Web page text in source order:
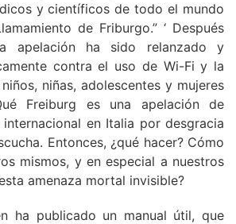
y científicos de todo el mundo
de Friburgo.” ‘ Después
apelación ha sido relanzado y
contra el uso de Wi-Fi y la
niñas, adolescentes y mujeres
Freiburg es una apelación de
en Italia por desgracia
Entonces, ¿qué hacer? Cómo
mismos, y en especial a nuestros
amenaza mortal invisible?
ha publicado un manual útil, que